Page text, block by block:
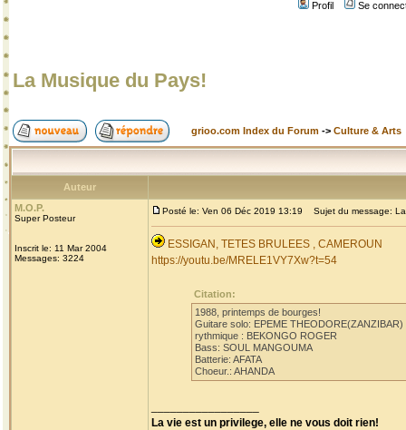
Profil
Se
La Musique du Pays!
grioo.com Index du Forum -> Culture & Arts
Auteur
M.O.P.
Super Posteur
Inscrit le: 11 Mar 2004
Messages: 3224
Posté le: Ven 06 Déc 2019 13:19 Sujet du message:
ESSIGAN, TETES BRULEES , CAMEROUN
https://youtu.be/MRELE1VY7Xw?t=54
Citation:
1988, printemps de bourges!
Guitare solo: EPEME THEODORE(ZANZIBAR)
rythmique : BEKONGO ROGER
Bass: SOUL MANGOUMA
Batterie: AFATA
Choeur.: AHANDA
La vie est un privilege, elle ne vous doit rien!